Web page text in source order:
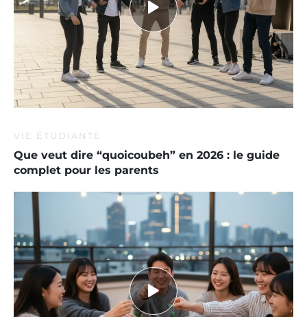
VIE ÉTUDIANTE
Que veut dire “quoicoubeh” en 2026 : le guide
complet pour les parents